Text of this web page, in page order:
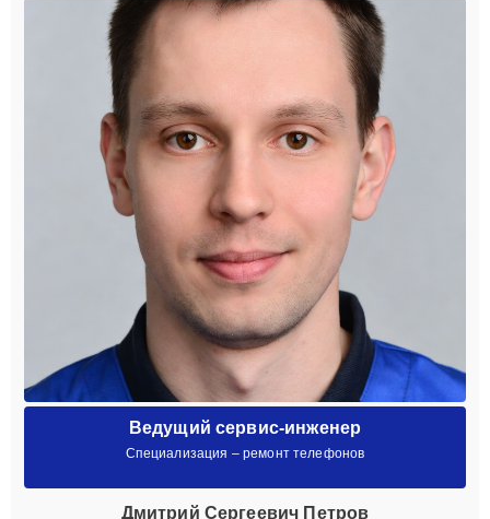
Ведущий сервис-инженер
Специализация – ремонт телефонов
Дмитрий Сергеевич Петров